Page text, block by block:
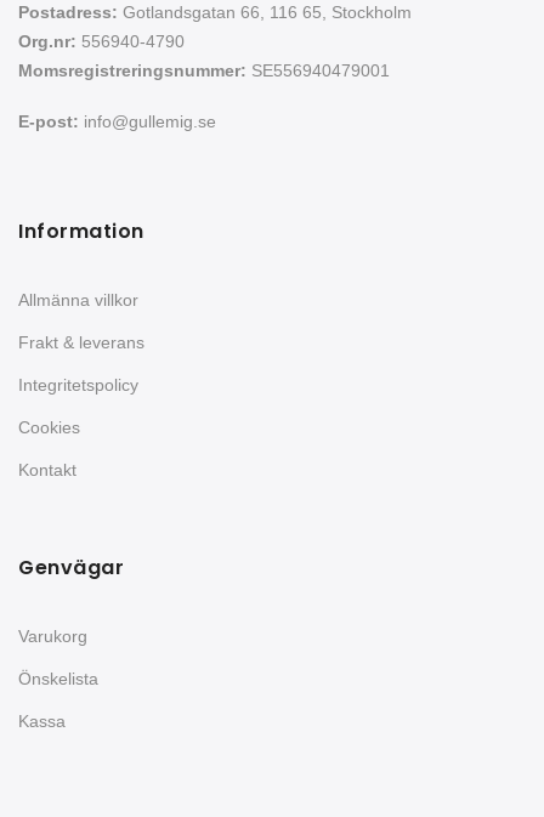
Postadress: Gotlandsgatan 66, 116 65, Stockholm
Org.nr: 556940-4790
Momsregistreringsnummer: SE556940479001
E-post: info@gullemig.se
Information
Allmänna villkor
Frakt & leverans
Integritetspolicy
Cookies
Kontakt
Genvägar
Varukorg
Önskelista
Kassa